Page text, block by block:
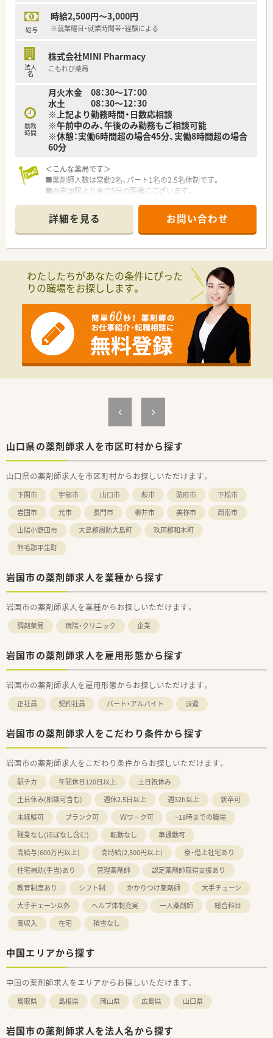
■東証プライム上場企業であるスズケングループの一員として、
中国地方に115店舗を展開する屈指の規模と安定した経営基盤
■医療や介護および流通を網羅するグループの総合力を活かし、
地域インフラとしての役割を担う「健康サポート薬局」の展開に
注力しています。
おり、調剤過誤を未然に防ぐための安全管理体制が非常に充実し
ています。
給与
時給2,500円～3,000円
※就業曜日・就業時間帯・経験による
法人
名
株式会社MINI Pharmacy
こもれび薬局
勤務
時間
月火木金 08：30～17：00
水土 08：30～12：30
※上記より勤務時間・日数応相談
※午前中のみ、午後のみ勤務もご相談可能
※休憩：実働6時間超の場合45分、実働8時間超の場合
60分
＜こんな薬局です＞
■薬剤師人数は常勤2名、パート1名の2.5名体制です。
■西岩国駅より車で5分の距離にございます。
■電子薬歴Gooco、iPadを使用しています。また小型全自動錠剤
分包機リトリア３も導入しています。
＜業務内容＞
＜研修制度＞
■現場の先輩薬剤師より指導を受けて頂きます。
＜法人特徴＞
■かかりつけや認定などのノルマはありません。
■利用可能な託児所等はありませんが、薬局内の従業員休憩室に
連れてくることは可能です。
■車通勤もちろんOKです。また最寄りのバス停からも徒歩30
秒！お好みの通勤手段を選んでください。
■循環器科の調剤経験がある方
■電子薬歴・分包機の利用経験がある方
詳細を見る お問い合わせ
わたしたちがあなたの条件にぴった
りの職場をお探しします。
山口県の薬剤師求人を市区町村から探す
山口県の薬剤師求人を市区町村からお探しいただけます。
下関市 宇部市 山口市 萩市 防府市
下松市
岩国市
光市 長門市 柳井市 美祢市
周南市
山陽小野田市
大島郡周防大島町
玖珂郡和木町
熊毛郡平生町
岩国市の薬剤師求人を業種から探す
岩国市の薬剤師求人を業種からお探しいただけます。
調剤薬局 病院・クリニック 企業
岩国市の薬剤師求人を雇用形態から探す
岩国市の薬剤師求人を雇用形態からお探しいただけます。
正社員 契約社員 パート・アルバイト 派遣
岩国市の薬剤師求人をこだわり条件から探す
岩国市の薬剤師求人をこだわり条件からお探しいただけます。
駅チカ 年間休日120日以上
土日祝休み
土日休み(相談可含む)
週休2.5日以上 週32h以上
新卒可
未経験可
ブランク可 Ｗワーク可
~18時までの職場
残業なし(ほぼなし含む)
転勤なし
車通勤可
高給与(600万円以上)
高時給(2,500円以上)
寮・借上社宅あり
住宅補助(手当)あり
管理薬剤師
認定薬剤師取得支援あり
教育制度あり
シフト制 かかりつけ薬剤師
大手チェーン
大手チェーン以外
ヘルプ体制充実 一人薬剤師
総合科目
高収入
在宅 積雪なし
中国エリアから探す
中国の薬剤師求人をエリアからお探しいただけます。
鳥取県 島根県 岡山県 広島県 山口県
岩国市の薬剤師求人を法人名から探す